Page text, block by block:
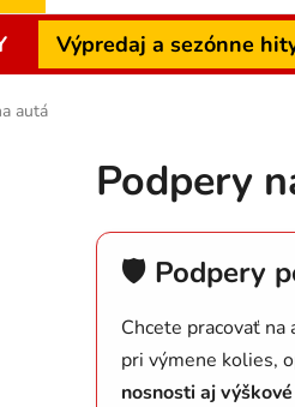
Výpredaj a sezónne
autá
Podpery
🛡️ Podpery
Chcete pracovať
pri výmene kolies,
nosnosti aj